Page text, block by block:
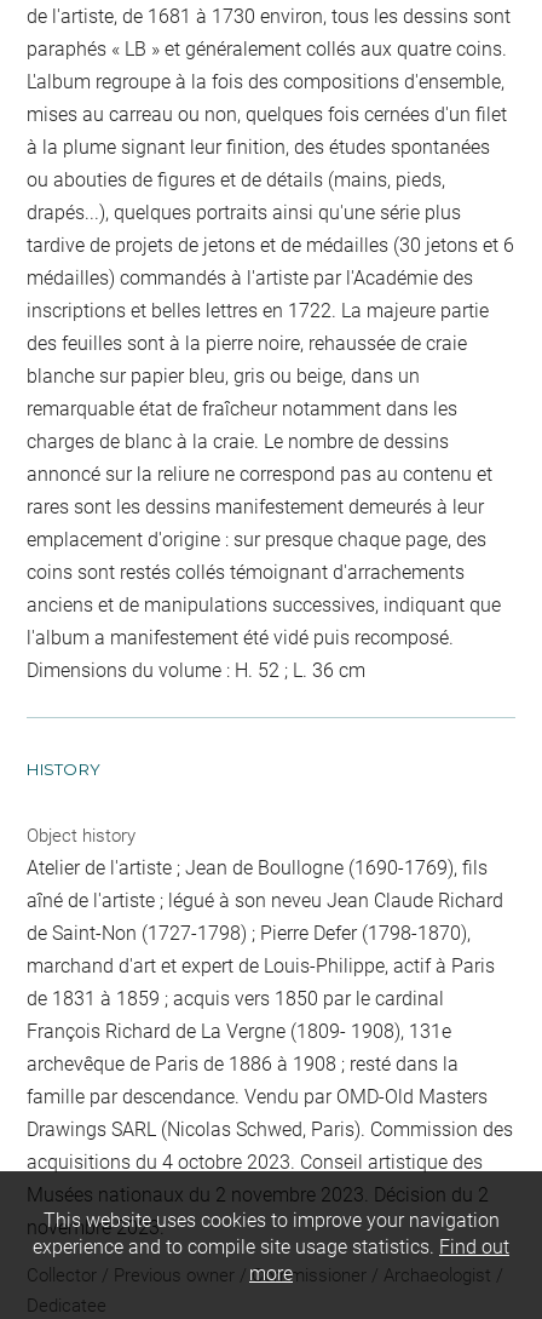
de l'artiste, de 1681 à 1730 environ, tous les dessins sont
paraphés « LB » et généralement collés aux quatre coins.
L'album regroupe à la fois des compositions d'ensemble,
mises au carreau ou non, quelques fois cernées d'un filet
à la plume signant leur finition, des études spontanées
ou abouties de figures et de détails (mains, pieds,
drapés...), quelques portraits ainsi qu'une série plus
tardive de projets de jetons et de médailles (30 jetons et 6
médailles) commandés à l'artiste par l'Académie des
inscriptions et belles lettres en 1722. La majeure partie
des feuilles sont à la pierre noire, rehaussée de craie
blanche sur papier bleu, gris ou beige, dans un
remarquable état de fraîcheur notamment dans les
charges de blanc à la craie. Le nombre de dessins
annoncé sur la reliure ne correspond pas au contenu et
rares sont les dessins manifestement demeurés à leur
emplacement d'origine : sur presque chaque page, des
coins sont restés collés témoignant d'arrachements
anciens et de manipulations successives, indiquant que
l'album a manifestement été vidé puis recomposé.
Dimensions du volume : H. 52 ; L. 36 cm
HISTORY
Object history
Atelier de l'artiste ; Jean de Boullogne (1690-1769), fils
aîné de l'artiste ; légué à son neveu Jean Claude Richard
de Saint-Non (1727-1798) ; Pierre Defer (1798-1870),
marchand d'art et expert de Louis-Philippe, actif à Paris
de 1831 à 1859 ; acquis vers 1850 par le cardinal
François Richard de La Vergne (1809- 1908), 131e
archevêque de Paris de 1886 à 1908 ; resté dans la
famille par descendance. Vendu par OMD-Old Masters
Drawings SARL (Nicolas Schwed, Paris). Commission des
acquisitions du 4 octobre 2023. Conseil artistique des
Musées nationaux du 2 novembre 2023. Décision du 2
novembre 2023.
Collector / Previous owner / Commissioner / Archaeologist /
Dedicatee
This website uses cookies to improve your navigation
experience and to compile site usage statistics. Find out
more